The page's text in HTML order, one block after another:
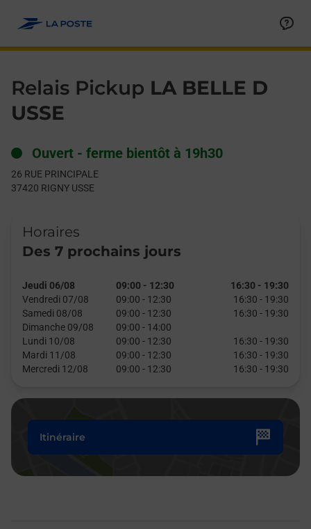
Relais Pickup LA BELLE D
USSE
Ouvert - ferme bientôt à 19h30
26 RUE PRINCIPALE
37420 RIGNY USSE
Horaires
Des 7 prochains jours
Jeudi 06/08 09:00 - 12:30 16:30 - 19:30
Vendredi 07/08
09:00 - 12:30 16:30 - 19:30
Samedi 08/08
09:00 - 12:30 16:30 - 19:30
Dimanche 09/08
09:00 - 14:00
Lundi 10/08
09:00 - 12:30 16:30 - 19:30
Mardi 11/08
09:00 - 12:30 16:30 - 19:30
Mercredi 12/08
09:00 - 12:30 16:30 - 19:30
Itinéraire